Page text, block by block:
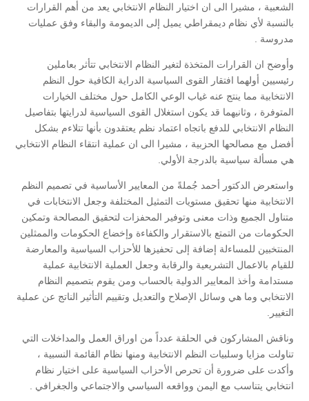
الشعبية ، مشيرا الى ان اختيار النظام الانتخابي يعد من أهم القرارات
بالنسبة لأي نظام ديمقراطي يميل إلى الديمومة والبقاء وفق عمليات
مدروسة .
وأوضح ان القرارات المتخذة لتغير النظام الانتخابي تتأثر بعاملين
رئيسيين أولهما افتقار القوى السياسية الدراية الكافية حول النظم
الانتخابية مما ينتج عنه غياب الوعي الكامل حول مختلف الخيارات
المتوفرة ، وثانيهما قد يكون استغلال القوى السياسية لدرايتها بتفاصيل
النظام الانتخابي للدفع باتجاه اعتماد نظم يعتقدون بأنها تتلاءم بشكل
أفضل مع مصالحها الحزبية ، مشيرا الى ان عملية انتقاء النظام الانتخابي
هي مسألة سياسية بالدرجة الأولي.
واستعرض الدكتور أحمد جُملةً من المعايير الأساسية في تصميم النظم
الانتخابية منها تحقيق مستويات التمثيل المختلفة وجعل الانتخابات في
متناول الجميع وذات معنى وتوفير المحفزات لتحقيق المصالحة وتمكين
الحكومات من التمتع بالاستقرار والكفاءة وإخضاع الحكومات والممثلين
المنتخبين للمساءلة إضافة إلى تحفيزها للأحزاب السياسية والمعارضة
للقيام بالاعمال التشريعية والرقابة وجعل العملية الانتخابية عملية
مستدامة وأخذ المعايير الدولية بالحساب ومن يقوم بتصميم النظام
الانتخابي وما هي وسائل الإصلاح والتعديل وتقييم التأثير الناتج عن عملية
التغيير.
وناقش المشاركون في الحلقة عدداً من اوراق العمل والمداخلات التي
تناولت مزايا وسلبيات النظم الانتخابية ومنها نظام القائمة النسبية ،
وأكدت على ضرورة أن تحرص الأحزاب السياسية على اختيار نظام
انتخابي يتناسب مع اليمن وواقعه السياسي والاجتماعي والجغرافي .